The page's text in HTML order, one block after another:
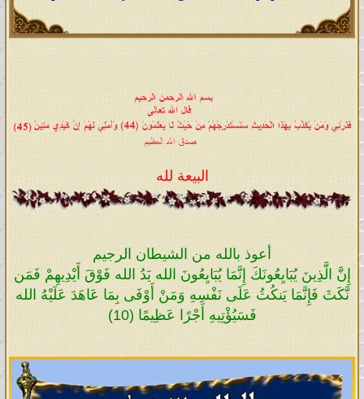
البيعة لله
أعوذ بالله من الشيطان الرجيم
إِنَّ الَّذِينَ يُبَايِعُونَكَ إِنَّمَا يُبَايِعُونَ الله يَدُ الله فَوْقَ أَيْدِيهِمْ فَمَن
نَّكَثَ فَإِنَّمَا يَنكُثُ عَلَى نَفْسِهِ وَمَنْ أَوْفَى بِمَا عَاهَدَ عَلَيْهُ الله
فَسَيُؤْتِيهِ أَجْرًا عَظِيمًا (10)